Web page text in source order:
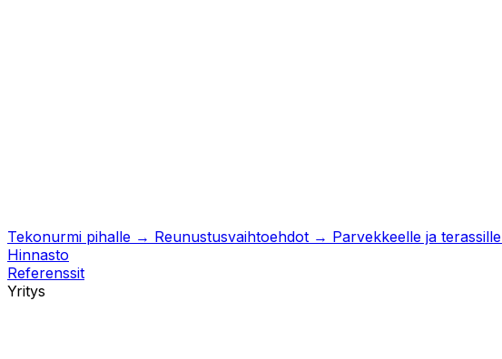
Tekonurmi pihalle → Reunustusvaihtoehdot → Parvekkeelle ja terassille
Hinnasto
Referenssit
Yritys